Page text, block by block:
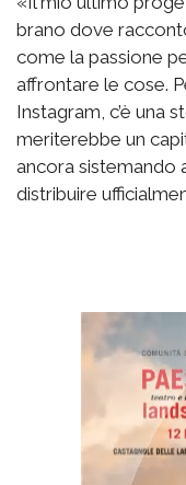
brano dove
come la passione
affrontare le cose.
Instagram, c’è una
meriterebbe un
ancora sistemando
distribuire